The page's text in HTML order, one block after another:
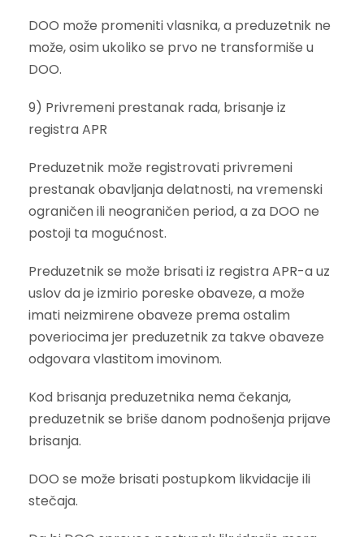
DOO može promeniti vlasnika, a preduzetnik ne
može, osim ukoliko se prvo ne transformiše u
DOO.
9) Privremeni prestanak rada, brisanje iz
registra APR
Preduzetnik može registrovati privremeni
prestanak obavljanja delatnosti, na vremenski
ograničen ili neograničen period, a za DOO ne
postoji ta mogućnost.
Preduzetnik se može brisati iz registra APR-a uz
uslov da je izmirio poreske obaveze, a može
imati neizmirene obaveze prema ostalim
poveriocima jer preduzetnik za takve obaveze
odgovara vlastitom imovinom.
Kod brisanja preduzetnika nema čekanja,
preduzetnik se briše danom podnošenja prijave
brisanja.
DOO se može brisati postupkom likvidacije ili
stečaja.